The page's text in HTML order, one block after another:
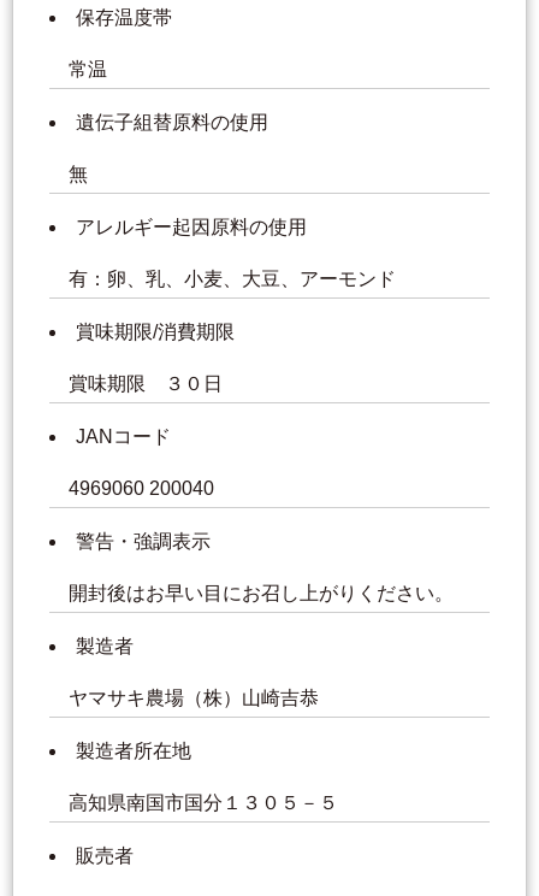
保存温度帯
常温
遺伝子組替原料の使用
無
アレルギー起因原料の使用
有：卵、乳、小麦、大豆、アーモンド
賞味期限/消費期限
賞味期限 ３０日
JANコード
4969060 200040
警告・強調表示
開封後はお早い目にお召し上がりください。
製造者
ヤマサキ農場（株）山崎吉恭
製造者所在地
高知県南国市国分１３０５－５
販売者